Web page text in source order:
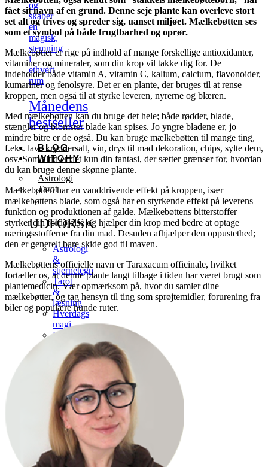
og
skaber
en
magisk,
stemning
i
ethvert
rum
Månedens
bestseller
BLOG
WITCHY
Astrologi
Tarot
UDFORSK
Astrologi
&
stjernetegn
Tarot
&
læsning
Hverdags
magi
Historie
tradition
Mytologi
Witchy
world
fået sit navn af en grund. Denne seje plante kan overleve stort
set alt og trives og spreder sig, uanset miljøet. Mælkebøtten ses
som et symbol på både frugtbarhed og oprør.
Mælkebøtter er rige på indhold af mange forskellige antioxidanter,
vitaminer og mineraler, som din krop vil takke dig for. De
indeholder både vitamin A, vitamin C, kalium, calcium, flavonoider,
kumariner og fenolsyre. Det er en plante, der bruges til at rense
kroppen, men også til at styrke leveren, nyrerne og blæren.
Med mælkebøtten kan du bruge det hele; både rødder, blade,
stængler og blomster blade kan spises. Jo yngre bladene er, jo
mindre bitre er de også. Du kan bruge mælkebøtten til mange ting,
f.eks. lave kryddersalt, vin, drys til mad dekoration, chips, sylte dem,
osv. Som altid er det kun din fantasi, der sætter grænser for, hvordan
du kan bruge denne skønne plante.
Mælkebøtten har en vanddrivende effekt på kroppen, især
mælkebøttens blade, som også har en styrkende effekt på leverens
funktion og produktionen af galde. Mælkebøttens bitterstoffer
styrker din fordøjelse og hjælper din krop med bedre at optage
næringsstofferne fra din mad. Desuden afhjælper den oppustethed;
den er generelt bare skide god til maven.
Mælkebøttens officielle navn er Taraxacum officinale, hvilket
fortæller os, at denne plante langt tilbage i tiden har været brugt som
plantemedicin. Vær opmærksom på, hvor du samler dine
mælkebøtter, og tag hensyn til ting som sprøjtemidler, forurening fra
biler og populære hunde ruter.